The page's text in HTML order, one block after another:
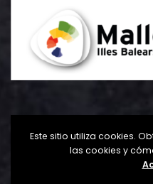
Este sitio utiliza cookies.
las cookies y